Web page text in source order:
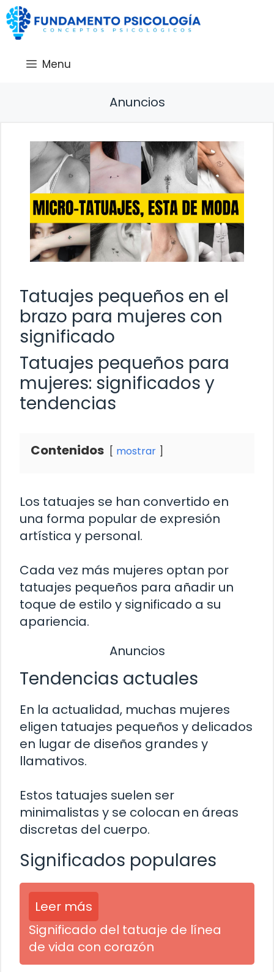
Saltar
al
contenido
Menu
Anuncios
Tatuajes pequeños en el
brazo para mujeres con
significado
Tatuajes pequeños para
mujeres: significados y
tendencias
Contenidos mostrar
Los tatuajes se han convertido en
una forma popular de expresión
artística y personal.
Cada vez más mujeres optan por
tatuajes pequeños para añadir un
toque de estilo y significado a su
apariencia.
Anuncios
Tendencias actuales
En la actualidad, muchas mujeres
eligen tatuajes pequeños y delicados
en lugar de diseños grandes y
llamativos.
Estos tatuajes suelen ser
minimalistas y se colocan en áreas
discretas del cuerpo.
Significados populares
Leer más
Significado del tatuaje de línea
de vida con corazón